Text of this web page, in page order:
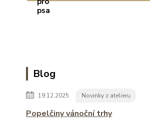
Blog
19.12.2025 Novinky z atelieru
Popelčiny vánoční trhy